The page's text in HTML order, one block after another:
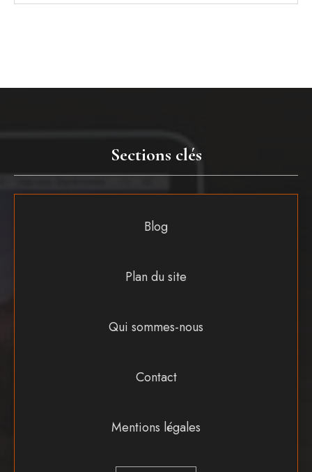
Sections clés
Blog
Plan du site
Qui sommes-nous
Contact
Mentions légales